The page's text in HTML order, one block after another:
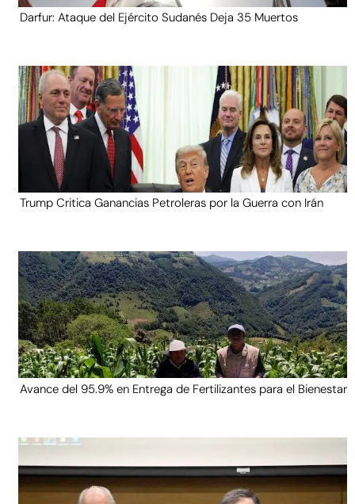
Darfur: Ataque del Ejército Sudanés Deja 35 Muertos
Trump Critica Ganancias Petroleras por la Guerra con Irán
Avance del 95.9% en Entrega de Fertilizantes para el Bienestar